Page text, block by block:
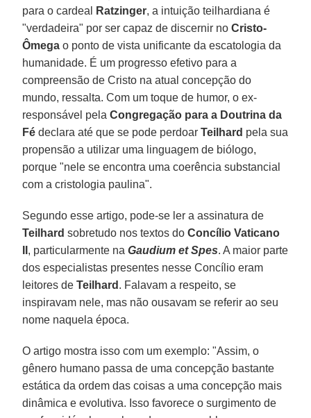
para o cardeal
Ratzinger, a intuição teilhardiana é
"verdadeira" por ser capaz de discernir noCristo-
Ômega o ponto de vista unificante da escatologia da
humanidade. É um progresso efetivo para a
compreensão de Cristo na atual concepção do
mundo, ressalta. Com um toque de humor, o ex-
responsável pelaCongregação para a Doutrina da
Fé declara até que se pode perdoarTeilhard pela sua
propensão a utilizar uma linguagem de biólogo,
porque "nele se encontra uma coerência substancial
com a cristologia paulina".
Segundo esse artigo, pode-se ler a assinatura de
Teilhard sobretudo nos textos doConcílio Vaticano
, particularmente naGaudium et Spes. A maior parte
dos especialistas presentes nesse Concílio eram
leitores deTeilhard . Falavam a respeito, se
inspiravam nele, mas não ousavam se referir ao seu
nome naquela época.
O artigo mostra isso com um exemplo: "Assim, o
gênero humano passa de uma concepção bastante
estática da ordem das coisas a uma concepção mais
dinâmica e evolutiva. Isso favorece o surgimento de